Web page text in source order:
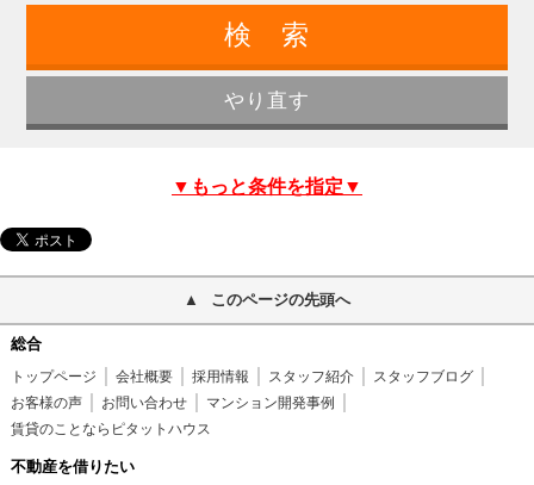
▼もっと条件を指定▼
このページの先頭へ
総合
トップページ 会社概要 採用情報 スタッフ紹介
スタッフブログ
お客様の声
お問い合わせ
マンション開発事例
賃貸のことならピタットハウス
不動産を借りたい